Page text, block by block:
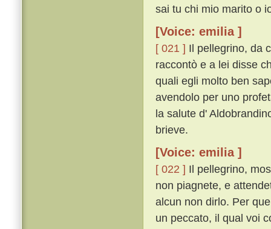
sai tu chi mio marito o
[Voice: emilia ]
[ 021 ] Il pellegrino, da
raccontò e a lei disse
quali egli molto ben
avendolo per uno
la salute d'
brieve.
[Voice: emilia ]
[ 022 ] Il pellegrino,
non piagnete, e
alcun non dirlo. Per
un peccato, il qual voi